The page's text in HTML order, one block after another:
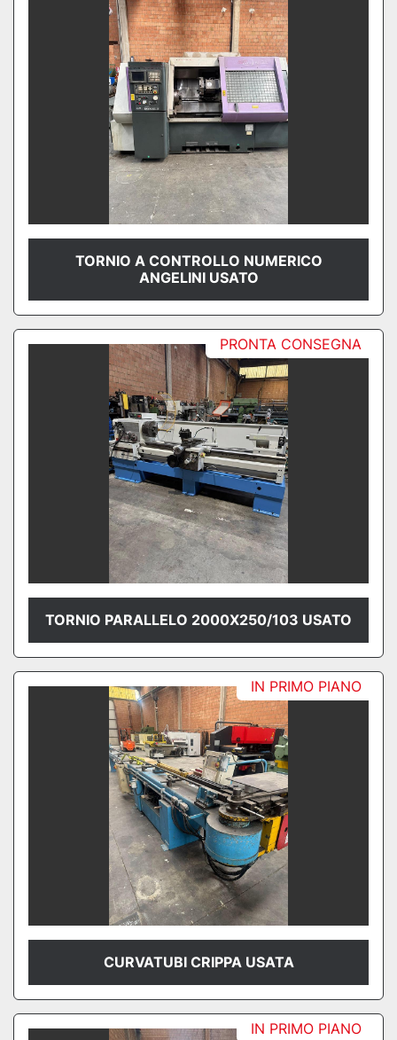
TORNIO A CONTROLLO NUMERICO
ANGELINI USATO
PRONTA CONSEGNA
TORNIO PARALLELO 2000X250/103 USATO
IN PRIMO PIANO
CURVATUBI CRIPPA USATA
IN PRIMO PIANO